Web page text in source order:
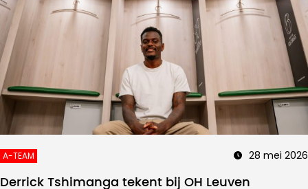
A-TEAM 28 mei 2026
Derrick Tshimanga tekent bij OH Leuven